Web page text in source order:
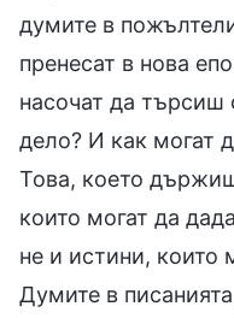
думите в
пренесат в нова
насочат да търсиш
дело? И как могат
Това, което
които могат да
не и истини, които
Думите в